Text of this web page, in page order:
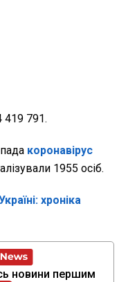
791.
коронавірус
1955 осіб.
хроніка
новини першим